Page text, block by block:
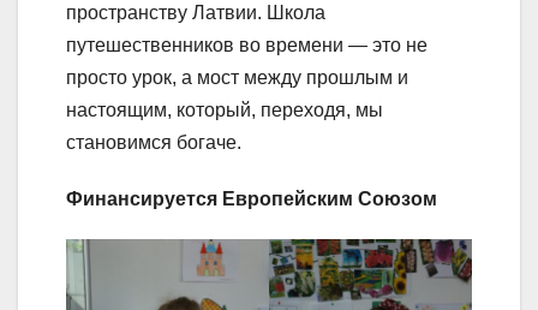
пространству Латвии. Школа
путешественников во времени — это не
просто урок, а мост между прошлым и
настоящим, который, переходя, мы
становимся богаче.
Финансируется Европейским Союзом